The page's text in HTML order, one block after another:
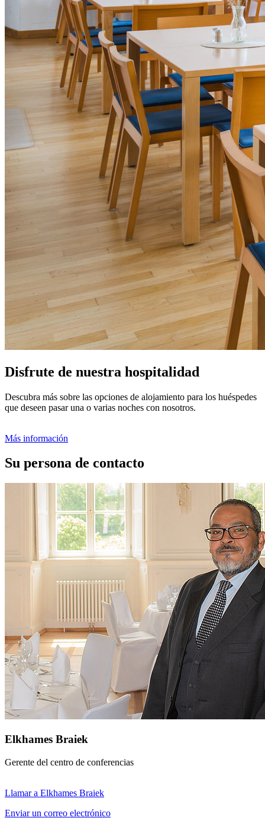
Disfrute de nuestra hospitalidad
Descubra más sobre las opciones de alojamiento para los huéspedes
que deseen pasar una o varias noches con nosotros.
Más información
Su persona de contacto
Elkhames Braiek
Gerente del centro de conferencias
Llamar a Elkhames Braiek
Enviar un correo electrónico